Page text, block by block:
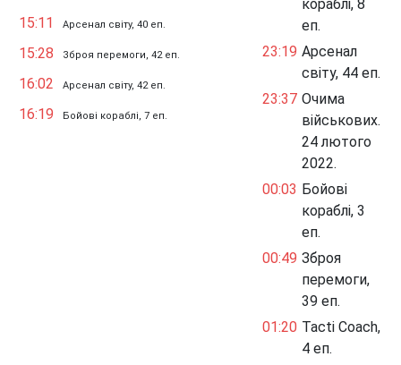
15:11 Арсенал світу, 40 еп.
15:28 Зброя перемоги, 42 еп.
16:02 Арсенал світу, 42 еп.
16:19 Бойові кораблі, 7 еп.
кораблі, 8
еп.
23:19 Арсенал
світу, 44 еп.
23:37 Очима
військових.
24 лютого
2022.
00:03 Бойові
кораблі, 3
еп.
00:49 Зброя
перемоги,
39 еп.
01:20 Tacti Coach,
4 еп.